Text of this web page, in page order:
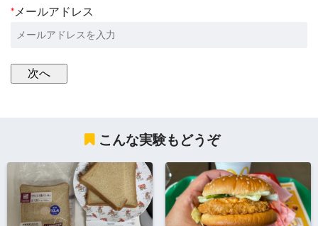
* メールアドレス
こんな実験もどうぞ